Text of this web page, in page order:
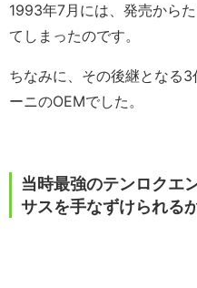
1993年7月には、発売から
てしまったのです。
ちなみに、その後継となる
ーニのOEMでした。
当時最強のテンロクエ
サスを手なずけられる